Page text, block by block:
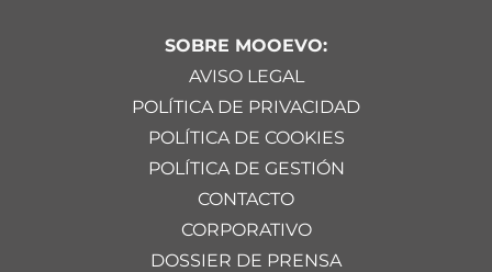
SOBRE MOOEVO:
AVISO LEGAL
POLÍTICA DE PRIVACIDAD
POLÍTICA DE COOKIES
POLÍTICA DE GESTIÓN
CONTACTO
CORPORATIVO
DOSSIER DE PRENSA